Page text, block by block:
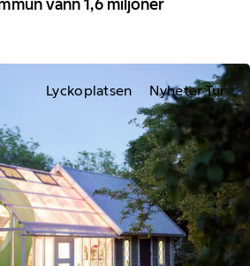
vann 1,6 miljoner
Lyckoplatsen Nyheter Tur